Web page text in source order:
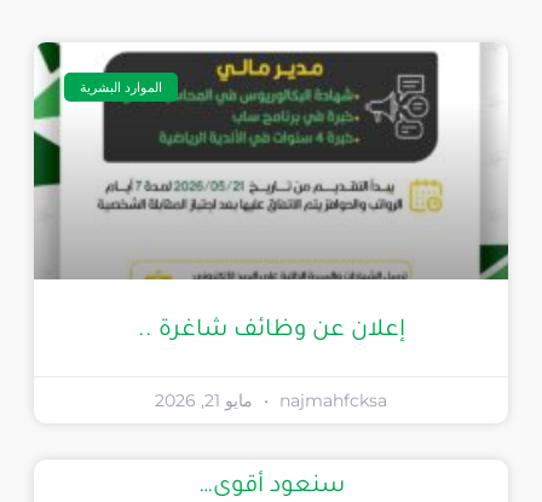
الموارد البشرية
إعلان عن وظائف شاغرة ..
najmahfcksa مايو 21, 2026
سنعود أقوى…